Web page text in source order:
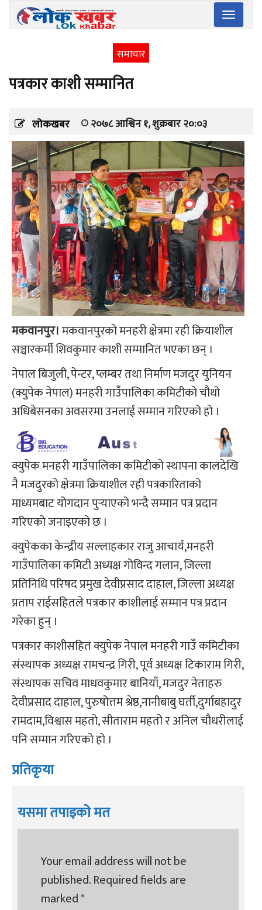
Toggle
समाचार
पत्रकार काशी सम्मानित
लोकखबर २०७८ आश्विन १, शुक्रबार २०:०३
मकवानपुर।मकवानपुरको मनहरी क्षेत्रमा रही क्रियाशील
सञ्चारकर्मी शिवकुमार काशी सम्मानित भएका छन् ।
नेपाल बिजुली, पेन्टर, प्लम्बर तथा निर्माण मजदुर युनियन
(क्युपेक नेपाल) मनहरी गाउँपालिका कमिटीको चौथो
अधिबेसनका अवसरमा उनलाई सम्मान गरिएको हो ।
क्युपेक मनहरी गाउँपालिका कमिटीको स्थापना कालदेखि
नै मजदुरको क्षेत्रमा क्रियाशील रही पत्रकारिताको
माध्यमबाट योगदान पुर्‍याएको भन्दै सम्मान पत्र प्रदान
गरिएको जनाइएको छ ।
क्युपेकका केन्द्रीय सल्लाहकार राजु आचार्य,मनहरी
गाउँपालिका कमिटी अध्यक्ष गोविन्द गलान, जिल्ला
प्रतिनिधि परिषद प्रमुख देवीप्रसाद दाहाल, जिल्ला अध्यक्ष
प्रताप राईसहितले पत्रकार काशीलाई सम्मान पत्र प्रदान
गरेका हुन् ।
पत्रकार काशीसहित क्युपेक नेपाल मनहरी गाउँ कमिटीका
संस्थापक अध्यक्ष रामचन्द्र गिरी, पूर्व अध्यक्ष टिकाराम गिरी,
संस्थापक सचिव माधवकुमार बानियाँ, मजदुर नेताहरु
देवीप्रसाद दाहाल, पुरुषोत्तम श्रेष्ठ,नानीबाबु घर्ती,दुर्गाबहादुर
रामदाम,विश्वास महतो, सीताराम महतो र अनिल चौधरीलाई
पनि सम्मान गरिएको हो ।
प्रतिकृया
यसमा तपाइको मत
Your email address will not be
published.Required fields are
marked*